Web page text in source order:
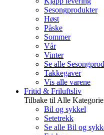
Sesongprodukter
Høst
Påske
Sommer
Vår
Vinter
Se alle
Takkegaver
Vis alle varene
Fritid & Friluftsliv
Tilbake til Alle
Bil og sykkel
Setetrekk
Se alle Bil og